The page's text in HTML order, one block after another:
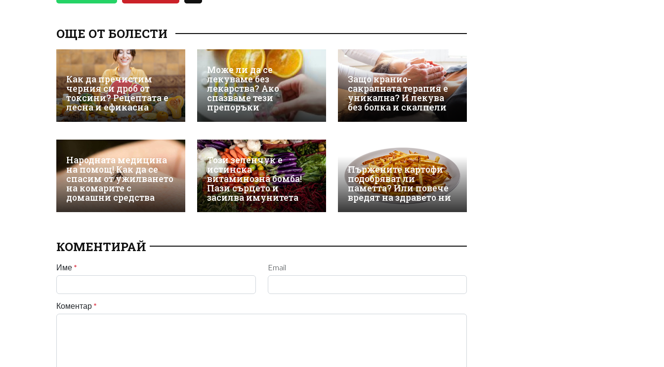
ОЩЕ ОТ БОЛЕСТИ
Как да пречистим
черния си дроб от
токсини? Рецептата е
лесна и ефикасна
Може ли да се
лекуваме без
лекарства? Ако
спазваме тези
препоръки
Защо кранио-
сакралната терапия е
уникална? И лекува
без болка и скалпели
Народната медицина
на помощ! Как да се
спасим от ужилването
на комарите с
домашни средства
Този зеленчук е
истинска
витаминозна бомба!
Пази сърцето и
засилва имунитета
Пържените картофи
подобряват ли
паметта? Или повече
вредят на здравето ни
КОМЕНТИРАЙ
Име * Email
Коментар *